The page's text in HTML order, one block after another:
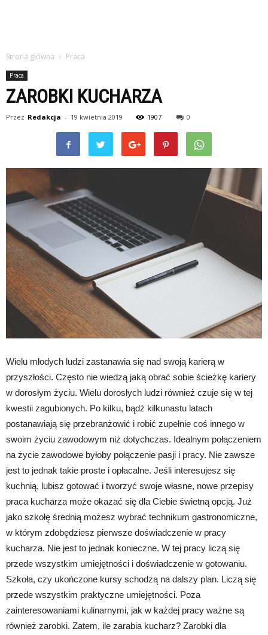
Strona główna Praca
Praca
ZAROBKI KUCHARZA
Przez Redakcja - 19 kwietnia 2019 1907 0
Wielu młodych ludzi zastanawia się nad swoją karierą w
przyszłości. Często nie wiedzą jaką obrać sobie ścieżkę kariery
w dorosłym życiu. Wielu dorosłych ludzi również czuje się w tej
kwestii zagubionych. Po kilku, bądź kilkunastu latach
postanawiają się przebranżowić i robić zupełnie coś innego w
swoim życiu zawodowym niż dotychczas. Idealnym połączeniem
na życie zawodowe byłoby połączenie pasji i pracy. Nie zawsze
jest to jednak takie proste i opłacalne. Jeśli interesujesz się
kuchnią, lubisz gotować i tworzyć swoje własne, nowe przepisy
praca kucharza może okazać się dla Ciebie świetną opcją. Już
jako szkołę średnią możesz wybrać technikum gastronomiczne,
w którym zdobędziesz pierwsze doświadczenie w pracy
kucharza. Nie jest to jednak konieczne. W tej pracy liczą się
przede wszystkim umiejętności i doświadczenie w gotowaniu.
Szkoła, czy ukończone kursy schodzą na dalszy plan. Liczą się
przede wszystkim praktyczne umiejętności. Poza
zainteresowaniami kulinarnymi, jak w każdej pracy ważne są
również zarobki. Zatem, ile zarabia kucharz? Zarobki dla